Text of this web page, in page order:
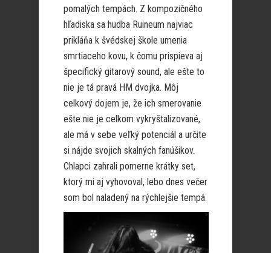
pomalých tempách. Z kompozičného
hľadiska sa hudba Ruineum najviac
prikláňa k švédskej škole umenia
smrtiaceho kovu, k čomu prispieva aj
špecifický gitarový sound, ale ešte to
nie je tá pravá HM dvojka. Môj
celkový dojem je, že ich smerovanie
ešte nie je celkom vykryštalizované,
ale má v sebe veľký potenciál a určite
si nájde svojich skalných fanúšikov.
Chlapci zahrali pomerne krátky set,
ktorý mi aj vyhovoval, lebo dnes večer
som bol naladený na rýchlejšie tempá.